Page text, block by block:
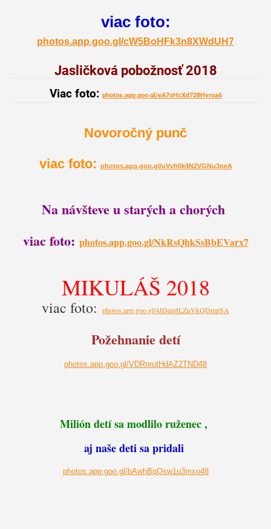
viac foto:
photos.app.goo.gl/cW5BoHFk3n8XWdUH7
Jasličková pobožnosť 2018
Viac foto: photos.app.goo.gl/eA7oHcXd728Hyroa6
Novoročný punč
viac foto: photos.app.goo.gl/uVvh6k4N2VGNu3neA
Na návšteve u starých a chorých
viac foto: photos.app.goo.gl/NkRsQhkSsBbEVarx7
MIKULÁŠ 2018
viac foto: photos.app.goo.gl/4JDqn8LZnVkQDmpSA
Požehnanie detí
photos.app.goo.gl/VDRnrutHdAZ2TND48
Milión detí sa modlilo ruženec ,
aj naše deti sa pridali
photos.app.goo.gl/bAwhBqQsw1u3mxo48